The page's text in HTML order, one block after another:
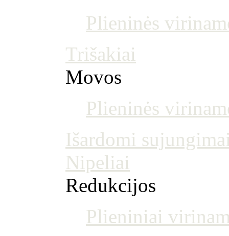
Plieninės
Trišakiai
Movos
Plieninės
Išardomi
Nipeliai
Redukcijos
Plieniniai